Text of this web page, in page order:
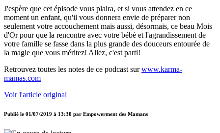
J'espère que cet épisode vous plaira, et si vous attendez en ce
moment un enfant, qu'il vous donnera envie de préparer non
seulement votre accouchement mais aussi, désormais, ce beau Mois
d'Or pour que la rencontre avec votre bébé et l'agrandissement de
votre famille se fasse dans la plus grande des douceurs entourée de
la magie que vous méritez! Allez, c'est parti!
Retrouvez toutes les notes de ce podcast surwww.karma-
mamas.com
Voir l'article original
Publié le 01/07/2019 à 13:30 par Empowerment des Mamans